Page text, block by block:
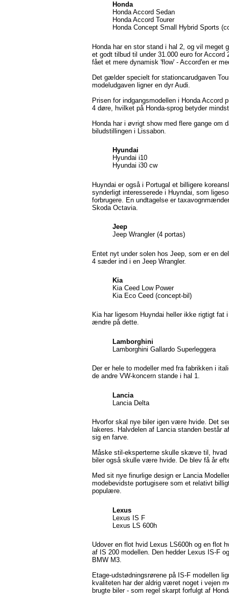
Honda
Honda Accord Sedan
Honda Accord Tourer
Honda Concept Small Hybrid Sports
Honda har en stor stand i hal 2, og vil meget
et godt tilbud til under 31.000 euro for
fået et mere dynamisk 'flow' - Accord'en er
Det gælder specielt for stationcarudgaven
modeludgaven ligner en dyr Audi.
Prisen for indgangsmodellen i Honda Accord
4 døre, hvilket på Honda-sprog betyder
Honda har i øvrigt show med flere gange om
biludstillingen i Lissabon.
Hyundai
Hyundai i10
Hyundai i30 cw
Huyndai er også i Portugal et billigere
synderligt interesserede i Huyndai, som
forbrugere. En undtagelse er
Skoda Octavia.
Jeep
Jeep Wrangler (4 portas)
Entet nyt under solen hos Jeep, som er en
4 sæder ind i en Jeep Wrangler.
Kia
Kia Ceed Low Power
Kia Eco Ceed (concept-bil)
Kia har ligesom Huyndai heller ikke rigtigt
ændre på dette.
Lamborghini
Lamborghini Gallardo Superleggera
Der er hele to modeller med fra fabrikken i
de andre VW-koncern stande i hal 1.
Lancia
Lancia Delta
Hvorfor skal nye biler igen være hvide. Det
lakeres. Halvdelen af Lancia standen består
sig en farve.
Måske stil-eksperterne skulle skæve til,
biler også skulle være hvide. De blev få år
Med sit nye finurlige design er Lancia
modebevidste portugisere som et relativt
populære.
Lexus
Lexus IS F
Lexus LS 600h
Udover en flot hvid Lexus LS600h og en flot
af IS 200 modellen. Den hedder Lexus IS-F
BMW M3.
Etage-udstødningsrørene på IS-F modellen
kvaliteten har der aldrig været noget i vejen
brugte biler - som regel skarpt forfulgt af